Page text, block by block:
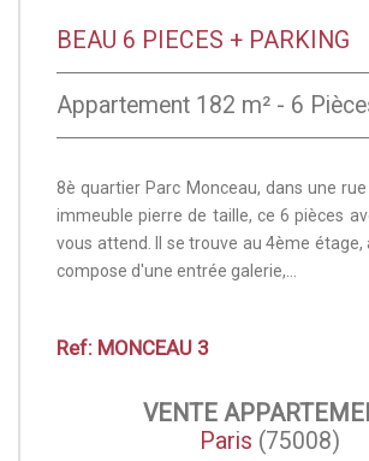
BEAU 6 PIECES + PARKING
Appartement 182 m² - 6
8è quartier Parc Monceau, dans une
immeuble pierre de taille, ce 6 pièces
vous attend. Il se trouve au 4ème étage,
compose d'une entrée galerie,...
Ref: MONCEAU 3
VENTE
Paris (75008)